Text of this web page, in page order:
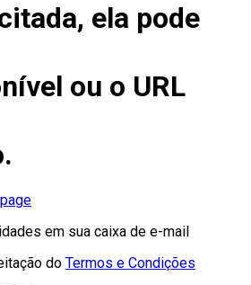
ela pode
ou o URL
em sua caixa de e-mail
do Termos e Condições